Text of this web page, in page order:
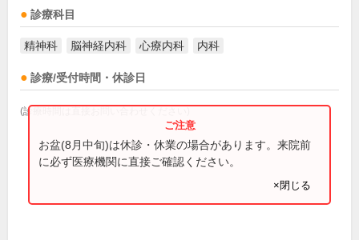
診療科目
精神科 脳神経内科 心療内科 内科
診療/受付時間・休診日
(診療時間は直接お問い合わせください)
お盆(8月中旬)は休診・休業の場合があります。来院前
に必ず医療機関に直接ご確認ください。
×閉じる